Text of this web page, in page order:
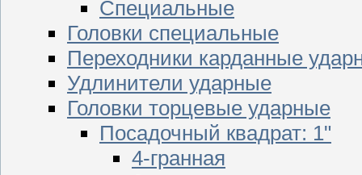
Специальные
Головки специальные
Переходники карданные
Удлинители ударные
Головки торцевые ударные
Посадочный квадрат: 1"
4-гранная